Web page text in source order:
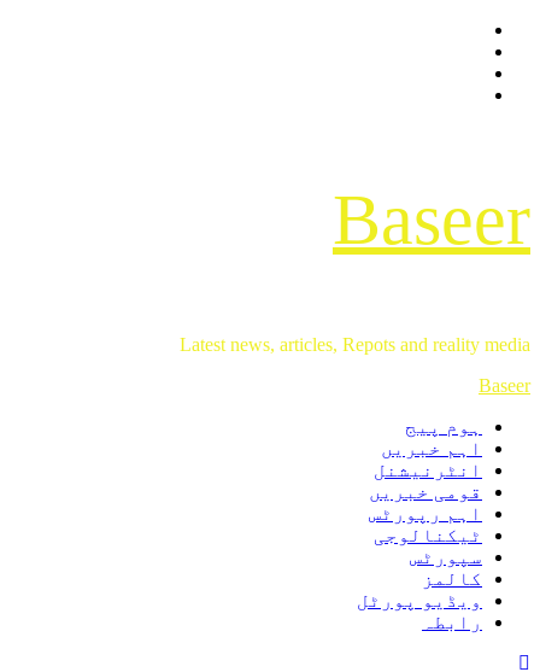
Skip
content
Baseer
Latest news, articles, Repots and reality media
Primary
Baseer
ہوم پیج
اہم خبریں
انٹرنیشنل
قومی خبریں
اہم رپورٹس
ٹیکنالوجی
سپورٹس
کالمز
ویڈیو پورٹل
رابطہ